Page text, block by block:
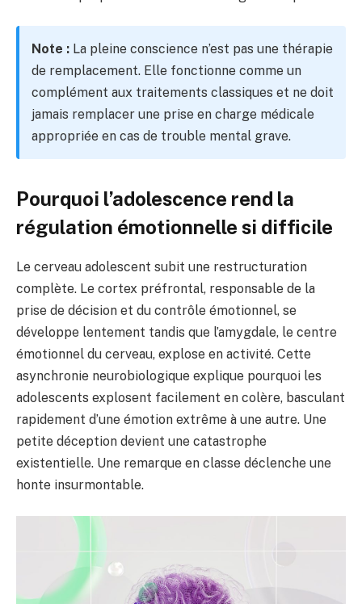
Note : La pleine conscience n’est pas une thérapie
de remplacement. Elle fonctionne comme un
complément aux traitements classiques et ne doit
jamais remplacer une prise en charge médicale
appropriée en cas de trouble mental grave.
Pourquoi l’adolescence rend la
régulation émotionnelle si difficile
Le cerveau adolescent subit une restructuration
complète. Le cortex préfrontal, responsable de la
prise de décision et du contrôle émotionnel, se
développe lentement tandis que l’amygdale, le centre
émotionnel du cerveau, explose en activité. Cette
asynchronie neurobiologique explique pourquoi les
adolescents explosent facilement en colère, basculant
rapidement d’une émotion extrême à une autre. Une
petite déception devient une catastrophe
existentielle. Une remarque en classe déclenche une
honte insurmontable.